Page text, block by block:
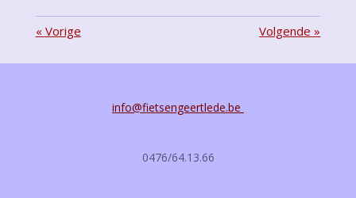
« Vorige Volgende »
info@fietsengeertlede.be
0476/64.13.66